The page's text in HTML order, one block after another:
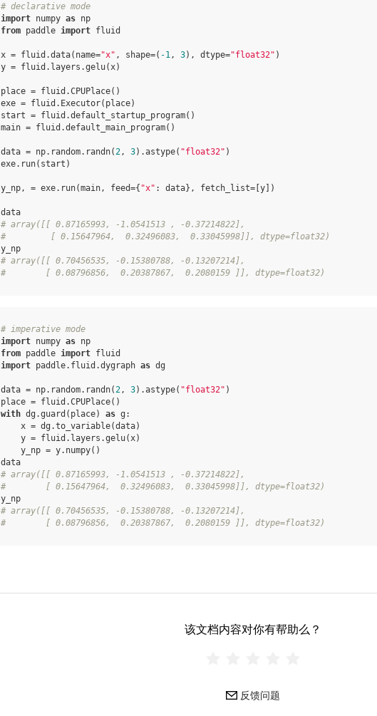
# declarative mode
import numpy as np
from paddle import fluid
x = fluid .data( name="x" , shape=( -1, 3), dtype="float32" )
y = fluid . layers .gelu(x)
place = fluid .CPUPlace()
exe = fluid . Executor( place)
start = fluid .default_startup_program()
main = fluid .default_main_program()
data = np. random. randn(2, 3) .astype( "float32" )
exe. run( start )
y_np, = exe. run(main, feed={ "x" : data}, fetch_list= [y])
data
# array([[ 0.87165993, -1.0541513 , -0.37214822],
#         [ 0.15647964,  0.32496083,  0.33045998]], dtype=float32)
y_np
# array([[ 0.70456535, -0.15380788, -0.13207214],
#        [ 0.08796856,  0.20387867,  0.2080159 ]], dtype=float32)
# imperative mode
import numpy as np
from paddle import fluid
import paddle.fluid.dygraph as dg
data = np. random. randn(2, 3) .astype( "float32" )
place = fluid .CPUPlace()
with dg .guard ( place) as g :
x = dg .to_variable(data)
y = fluid . layers .gelu(x)
y_np = y. numpy()
data
# array([[ 0.87165993, -1.0541513 , -0.37214822],
#        [ 0.15647964,  0.32496083,  0.33045998]], dtype=float32)
y_np
# array([[ 0.70456535, -0.15380788, -0.13207214],
#        [ 0.08796856,  0.20387867,  0.2080159 ]], dtype=float32)
该文档内容对你有帮助么？
反馈问题